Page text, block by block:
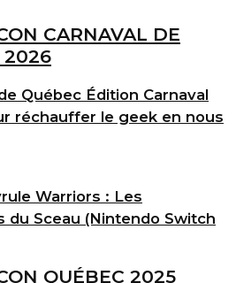
Québec Édition Carnaval
réchauffer le geek en nous
Warriors : Les
du Sceau (Nintendo Switch